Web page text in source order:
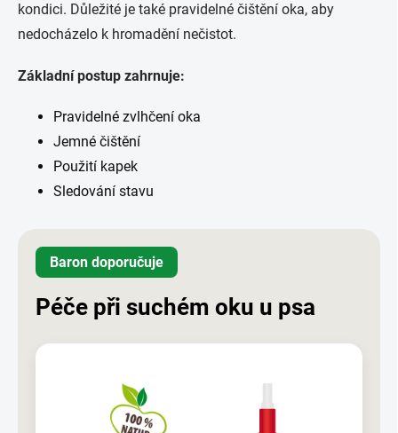
kondici. Důležité je také pravidelné čištění oka, aby
nedocházelo k hromadění nečistot.
Základní postup zahrnuje:
Pravidelné zvlhčení oka
Jemné čištění
Použití kapek
Sledování stavu
Baron doporučuje
Péče při suchém oku u psa